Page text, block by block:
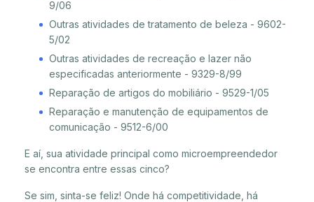
9/06
Outras atividades de tratamento de beleza - 9602-
5/02
Outras atividades de recreação e lazer não
especificadas anteriormente - 9329-8/99
Reparação de artigos do mobiliário - 9529-1/05
Reparação e manutenção de equipamentos de
comunicação - 9512-6/00
E aí, sua atividade principal como microempreendedor
se encontra entre essas cinco?
Se sim, sinta-se feliz! Onde há competitividade, há